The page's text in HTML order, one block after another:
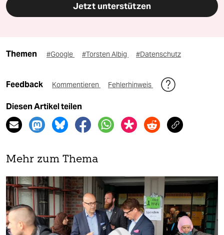
Jetzt unterstützen
Themen #Google #Torsten Albig #Datenschutz
Feedback Kommentieren Fehlerhinweis
Diesen Artikel teilen
Mehr zum Thema